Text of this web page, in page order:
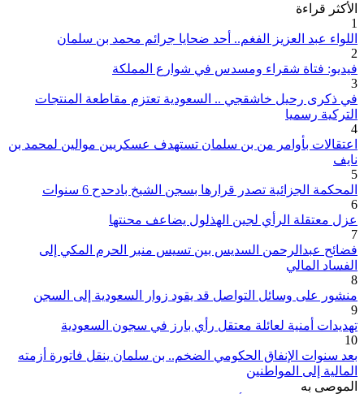
الأكثر قراءة
1
اللواء عبد العزيز الفغم.. أحد ضحايا جرائم محمد بن سلمان
2
فيديو: فتاة شقراء ومسدس في شوارع المملكة
3
في ذكرى رحيل خاشقجي .. السعودية تعتزم مقاطعة المنتجات
التركية رسميا
4
اعتقالات بأوامر من بن سلمان تستهدف عسكريين موالين لمحمد بن
نايف
5
المحكمة الجزائية تصدر قرارها بسجن الشيخ بادحدح 6 سنوات
6
عزل معتقلة الرأي لجين الهذلول يضاعف محنتها
7
فضائح عبدالرحمن السديس بين تسيس منبر الحرم المكي إلى
الفساد المالي
8
منشور على وسائل التواصل قد يقود زوار السعودية إلى السجن
9
تهديدات أمنية لعائلة معتقل رأي بارز في سجون السعودية
10
بعد سنوات الإنفاق الحكومي الضخم.. بن سلمان ينقل فاتورة أزمته
المالية إلى المواطنين
الموصى به